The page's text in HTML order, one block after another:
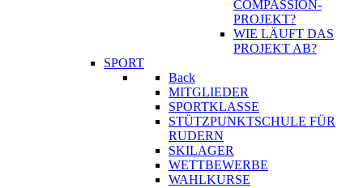
COMPASSION-
PROJEKT?
WIE LÄUFT DAS
PROJEKT AB?
SPORT
Back
MITGLIEDER
SPORTKLASSE
STÜTZPUNKTSCHULE FÜR
RUDERN
SKILAGER
WETTBEWERBE
WAHLKURSE